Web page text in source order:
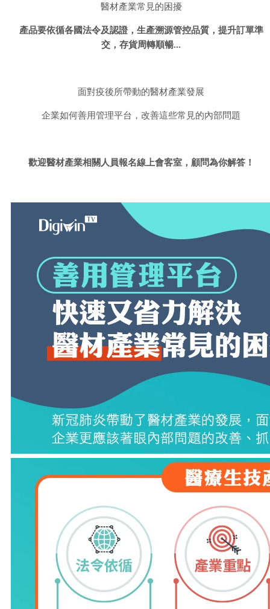
醫材產業常見的困擾
產品要依循各國法令及認證，生產溯源管控品質，提升訂單準
交，存貨周轉順暢...
面對疫後所帶動的醫材產業發展
企業如何善用管理平台，改善這些常見的內部問題
歡迎醫材產業相關人員報名線上會客室，顧問為你解答！